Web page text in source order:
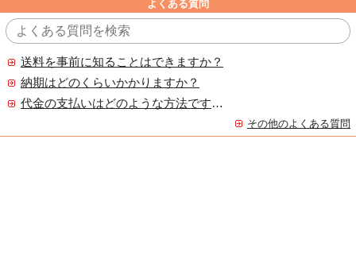
よくある質問
送料を事前に知ることはできますか？
納期はどのくらいかかりますか？
代金の支払いはどのような方法ですか？
その他のよくある質問